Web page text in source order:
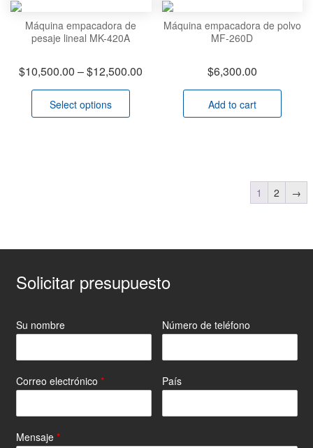
Máquina empacadora de
pesaje lineal MK-420A
$10,500.00 –$12,500.00
Select options
Máquina empacadora de polvo
MF-260D
$6,300.00
Add to cart
1 2 →
Solicitar presupuesto
Su nombre Número de teléfono
Correo electrónico * País
Mensaje *